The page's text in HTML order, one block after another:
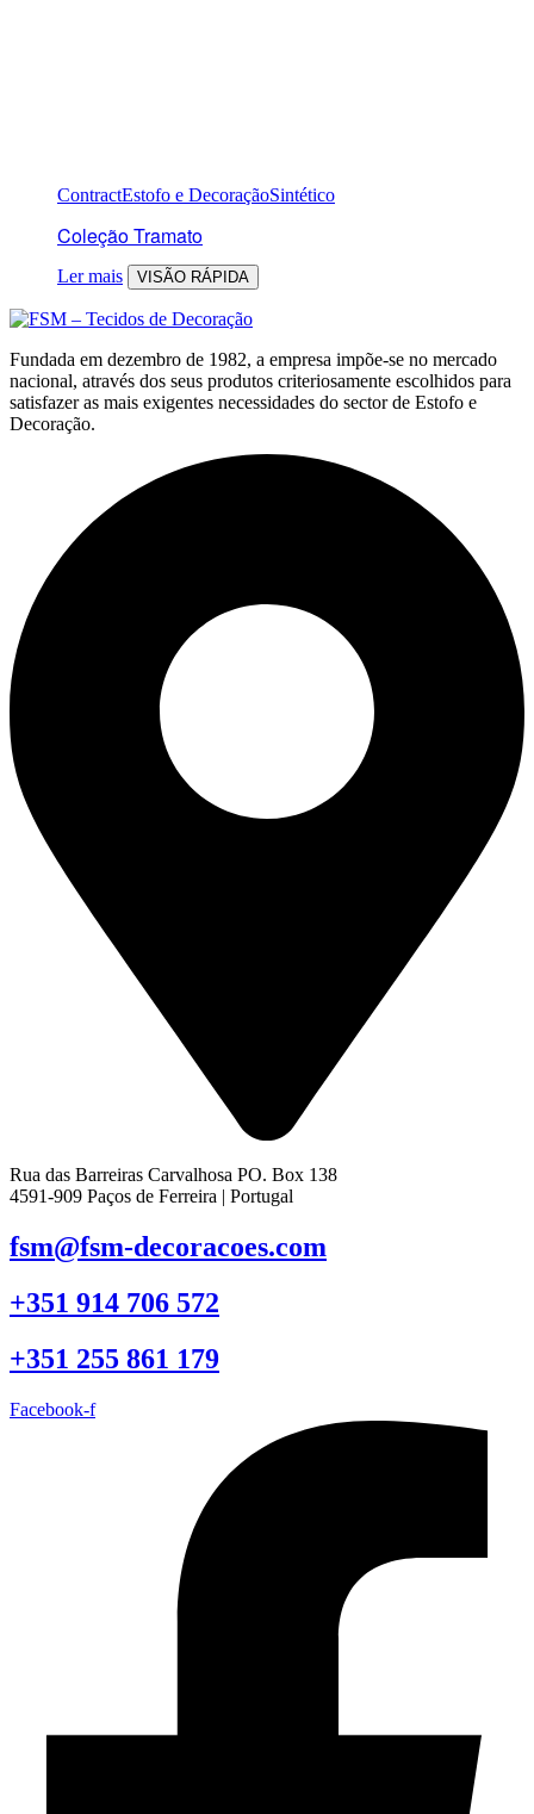
ContractEstofo e DecoraçãoSintético
Coleção Tramato
Ler mais VISÃO RÁPIDA
Fundada em dezembro de 1982, a empresa impõe-se no mercado
nacional, através dos seus produtos criteriosamente escolhidos para
satisfazer as mais exigentes necessidades do sector de Estofo e
Decoração.
Rua das Barreiras Carvalhosa PO. Box 138
4591-909 Paços de Ferreira | Portugal
fsm@fsm-decoracoes.com
+351 914 706 572
+351 255 861 179
Facebook-f